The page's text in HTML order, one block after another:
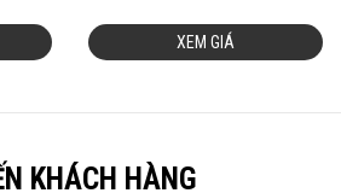
XEM GIÁ
KHÁCH HÀNG